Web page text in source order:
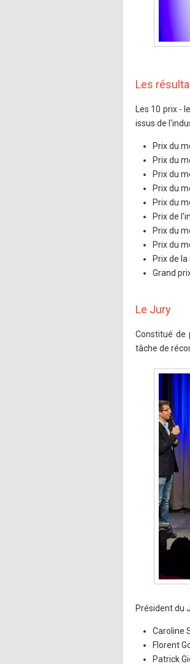
Les
Les 10 prix -
issus de
Prix du
Prix du
Prix du
Prix du
Prix du
Prix de
Prix du
Prix du
Prix de
Grand
Le Jury
Constitué de
tâche de
Président du
Caroline
Florent
Patrick